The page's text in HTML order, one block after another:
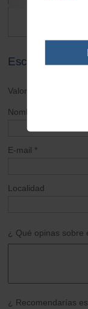
Escribe tu
Valoración general *
Nombre *
E-mail *
Localidad
¿ Qué opinas sobre
¿ Recomendarías